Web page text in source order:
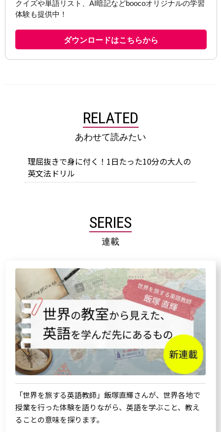
RELATED
あわせて読みたい
理屈抜きで身に付く！1日たった10分の大人の
英文法ドリル
SERIES
連載
「世界を旅する英語教師」飯塚直輝さんが、世界各地で
授業を行った体験を語りながら、英語を学ぶこと、教え
ることの意味を探ります。